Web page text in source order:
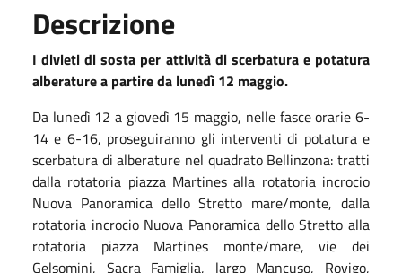
Descrizione
I divieti di sosta per attività di scerbatura e potatura
alberature a partire da lunedì 12 maggio.
Da lunedì 12 a giovedì 15 maggio, nelle fasce orarie 6-
14 e 6-16, proseguiranno gli interventi di potatura e
scerbatura di alberature nel quadrato Bellinzona: tratti
dalla rotatoria piazza Martines alla rotatoria incrocio
Nuova Panoramica dello Stretto mare/monte, dalla
rotatoria incrocio Nuova Panoramica dello Stretto alla
rotatoria piazza Martines monte/mare, vie dei
Gelsomini, Sacra Famiglia, largo Mancuso, Rovigo,